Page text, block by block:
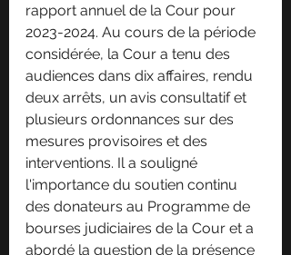
rapport annuel de la Cour pour
2023-2024. Au cours de la période
considérée, la Cour a tenu des
audiences dans dix affaires, rendu
deux arrêts, un avis consultatif et
plusieurs ordonnances sur des
mesures provisoires et des
interventions. Il a souligné
l'importance du soutien continu
des donateurs au Programme de
bourses judiciaires de la Cour et a
abordé la question de la présence